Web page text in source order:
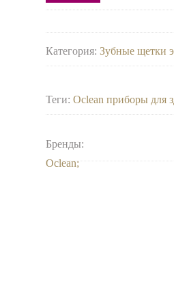
Категория:Зубные щетки
Теги:Oclean приборы для
Бренды:
Oclean